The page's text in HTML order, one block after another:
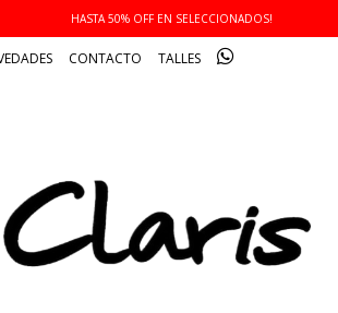
3 Y 6 CUOTAS SIN INTERÉS!
CONTACTO TALLES